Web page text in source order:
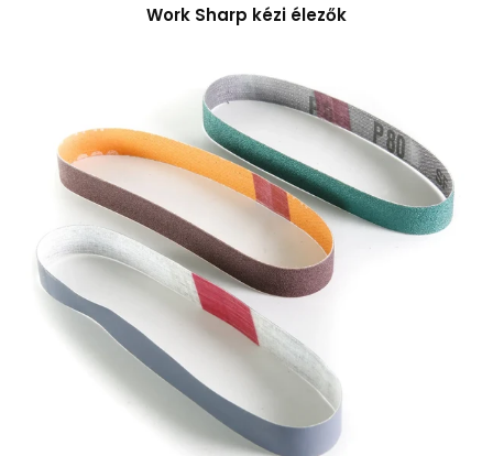
Work Sharp kézi élezők